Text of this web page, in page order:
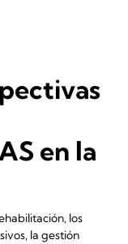
en la
los
la gestión